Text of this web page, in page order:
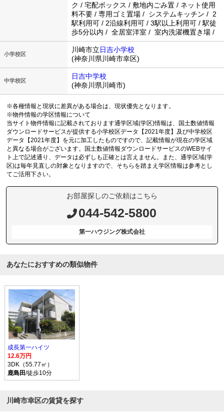
ク / 宅配ボックス / 敷地内ごみ置 / ネット使用
料不要 / 専用ゴミ置場 / システムキッチン / 2
駅利用可 / 2沿線利用可 / 3駅以上利用可 / 駅徒
歩5分以内 / 全居室洋室 / 室内洗濯機置き場 /
小学校区
川崎市立日吉小学校
(神奈川県川崎市幸区)
中学校区
日吉中学校
(神奈川県川崎市)
※各種情報と現状に差異がある場合は、現状優先となります。
※物件情報の学区情報について
当サイト物件情報に記載されております通学区域(学区)情報は、国土数値情報
ダウンロードサービスが提供する小学校区データ【2021年度】及び中学校区
データ【2021年度】を元に加工したものですので、記載情報が現在の学区域
と異なる場合がございます。国土数値情報ダウンロードサービスのWEBサイ
ト上で記述通り、データは必ずしも正確とは言えません。また、通学区域(学
区)は毎年見直しの対象となりますので、そちらを踏まえ学区情報は参考とし
てご活用下さい。
お部屋探しのご依頼はこちら
044-542-5800
第一ハウジング株式会社
あなたにおすすめの類似物件
成長第一ハイツ
12.6万円
3DK（55.77㎡）
鹿島田/徒歩10分
川崎市幸区の賃貸を探す